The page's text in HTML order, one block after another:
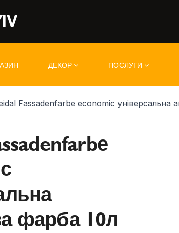
ДЕКОР ПОСЛУГИ
Fassadenfarbе economiс універсальна
фарба 10л